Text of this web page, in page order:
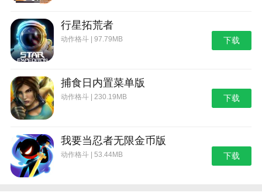
行星拓荒者
动作格斗 | 97.79MB 下载
捕食日内置菜单版
动作格斗 | 230.19MB 下载
我要当忍者无限金币版
动作格斗 | 53.44MB 下载